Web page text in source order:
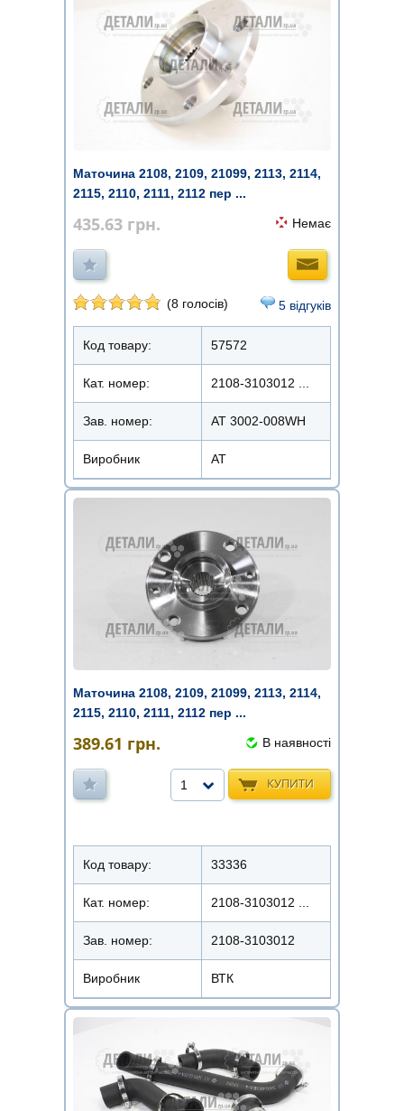
Маточина 2108, 2109, 21099, 2113, 2114,
2115, 2110, 2111, 2112 пер ...
435.63 грн. Немає
(8 голосів) 5 відгуків
Код товару: 57572
Кат. номер: 2108-3103012 ...
Зав. номер: AT 3002-008WH
Виробник АТ
Маточина 2108, 2109, 21099, 2113, 2114,
2115, 2110, 2111, 2112 пер ...
389.61 грн. В наявності
КУПИТИ
1
Код товару: 33336
Кат. номер: 2108-3103012 ...
Зав. номер: 2108-3103012
Виробник ВТК